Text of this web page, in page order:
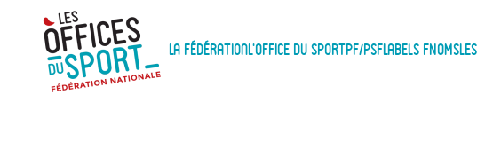
Skip to main content
La Fédération L'Office du SportPF/PSF Labels FNOMS
Panneau de gestion des cookies